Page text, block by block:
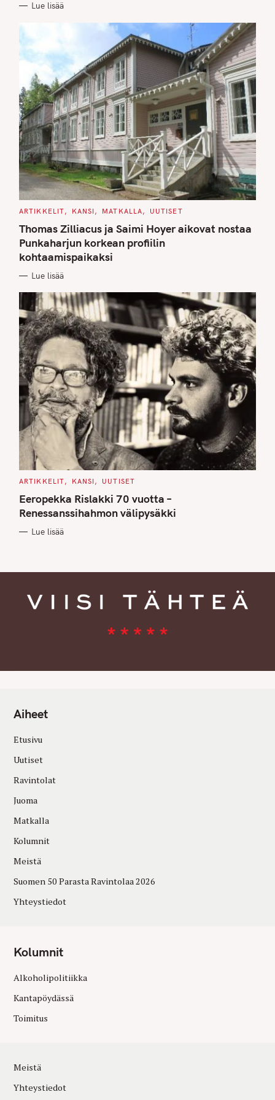
I
Lue lisää
C
T
E
G
O
R
I
S
ARTIKKELIT KANSI MATKALLA UUTISET
Thomas Zilliacus ja Saimi Hoyer aikovat nostaa
Punkaharjun korkean profiilin
kohtaamispaikaksi
Lue lisää
C
T
E
G
O
I
ARTIKKELIT KANSI UUTISET
Eeropekka Rislakki 70 vuotta –
Renessanssihahmon välipysäkki
Lue lisää
Aiheet
Etusivu
Uutiset
Ravintolat
Juoma
Matkalla
Kolumnit
Meistä
Suomen 50 Parasta Ravintolaa 2026
Yhteystiedot
Kolumnit
Alkoholipolitiikka
Kantapöydässä
Toimitus
Meistä
Yhteystiedot